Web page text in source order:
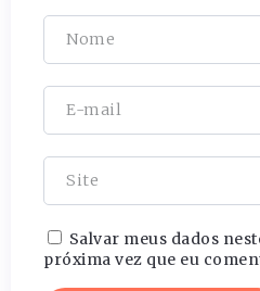
Salvar meus dados
próxima vez que eu